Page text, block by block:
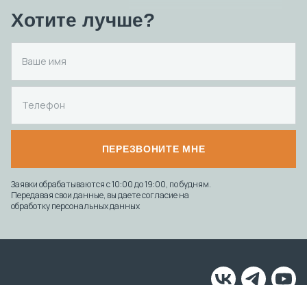
Хотите лучше?
ПЕРЕЗВОНИТЕ МНЕ
Заявки обрабатываются с 10:00 до 19:00, по будням.
Передавая свои данные, вы даете согласие на
обработку персональных данных